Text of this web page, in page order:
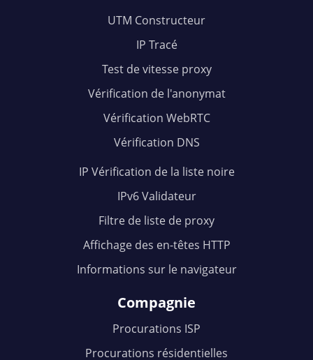
UTM Constructeur
IP Tracé
Test de vitesse proxy
Vérification de l'anonymat
Vérification WebRTC
Vérification DNS
IP Vérification de la liste noire
IPv6 Validateur
Filtre de liste de proxy
Affichage des en-têtes HTTP
Informations sur le navigateur
Compagnie
Procurations ISP
Procurations résidentielles